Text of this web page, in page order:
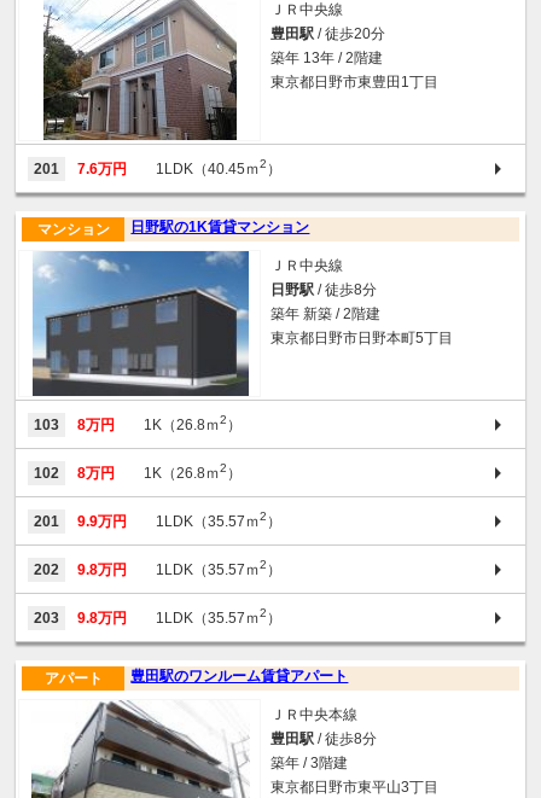
ＪＲ中央線
豊田駅 / 徒歩20分
築年 13年 / 2階建
東京都日野市東豊田1丁目
201 7.6万円 1LDK（40.45ｍ2 ）
日野駅の1K賃貸マンション
マンション
ＪＲ中央線
日野駅 / 徒歩8分
築年 新築 / 2階建
東京都日野市日野本町5丁目
103 8万円 1K（26.8ｍ2 ）
102 8万円 1K（26.8ｍ2 ）
201 9.9万円 1LDK（35.57ｍ2 ）
202 9.8万円 1LDK（35.57ｍ2 ）
203 9.8万円 1LDK（35.57ｍ2 ）
豊田駅のワンルーム賃貸アパート
アパート
ＪＲ中央本線
豊田駅 / 徒歩8分
築年 / 3階建
東京都日野市東平山3丁目